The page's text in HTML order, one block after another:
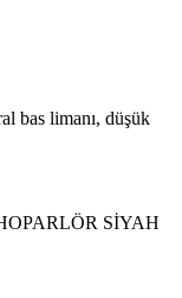
bas limanı, düşük
SİYAH